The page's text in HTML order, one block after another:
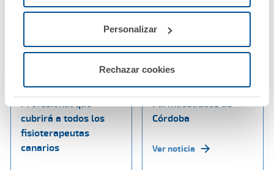
Personalizar
Rechazar cookies
El Colegio de
Canarias contrata con
A.M.A. la póliza de RC
Profesional que
cubrirá a todos los
fisioterapeutas
canarios
02 diciembre 2019
El Dr. Diego Murillo,
Insignia de Oro del
Colegio Oficial de
Farmacéuticos de
Córdoba
Ver noticia